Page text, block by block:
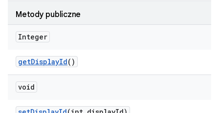
Metody publiczne
Integer
getDisplayId()
void